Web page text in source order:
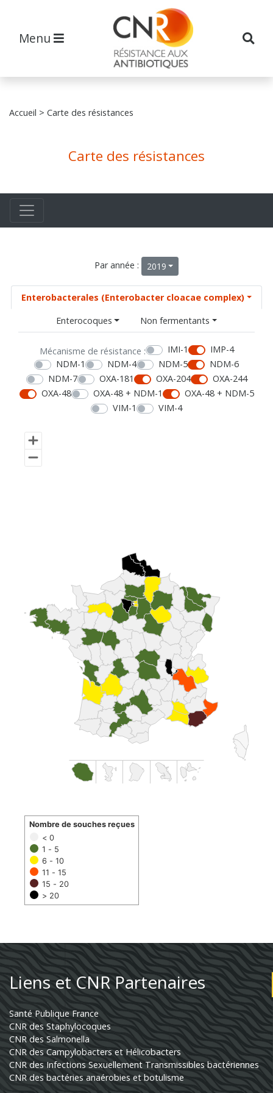
Menu
Accueil > Carte des résistances
Carte des résistances
Par année : 2019
Enterobacterales (Enterobacter cloacae complex)
Enterocoques
Non fermentants
Mécanisme de résistance : IMI-1
IMP-4
NDM-1
NDM-4 NDM-5
NDM-6
NDM-7
OXA-181 OXA-204
OXA-244
OXA-48
OXA-48 + NDM-1
OXA-48 + NDM-5
VIM-1
VIM-4
< 0
1 - 5
6 - 10
11 - 15
15 - 20
> 20
Nombre de souches reçues
Liens et CNR Partenaires
Santé Publique France
CNR des Staphylocoques
CNR des Salmonella
CNR des Campylobacters et Hélicobacters
CNR des Infections Sexuellement Transmissibles bactériennes
CNR des bactéries anaérobies et botulisme